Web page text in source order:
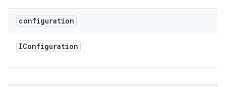
configuration
IConfiguration